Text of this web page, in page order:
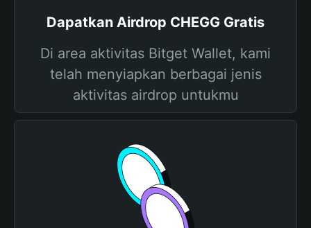
Dapatkan Airdrop CHEGG Gratis
Di area aktivitas Bitget Wallet, kami
telah menyiapkan berbagai jenis
aktivitas airdrop untukmu